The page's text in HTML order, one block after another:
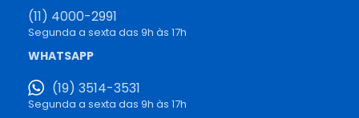
(11) 4000-2991
Segunda a sexta das 9h às 17h
WHATSAPP
(19) 3514-3531
Segunda a sexta das 9h às 17h